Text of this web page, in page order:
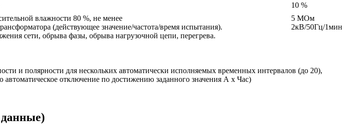
10 %
влажности 80 %, не менее
5 МОм
(действующее значение/частота/время испытания).
2кВ/50Гц/1мин
сети, обрыва фазы, обрыва нагрузочной цепи, перегрева.
и полярности для нескольких автоматически исполняемых временных интервалов (до 20),
отключение по достижению заданного значения А х Час)